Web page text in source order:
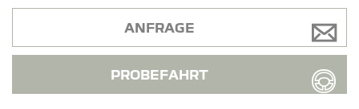
ANFRAGE
PROBEFAHRT